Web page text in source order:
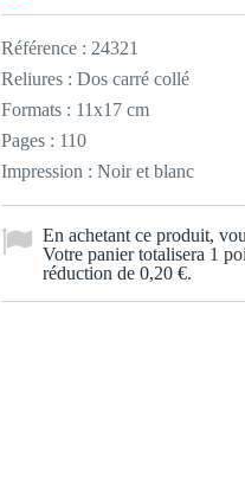
Référence : 24321
Reliures : Dos carré collé
Formats : 11x17 cm
Pages : 110
Impression : Noir et blanc
En achetant ce produit,
Votre panier totalisera 1
réduction de 0,20 €.